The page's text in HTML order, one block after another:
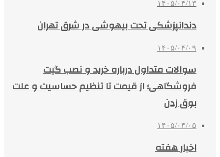
۱۴۰۵/۰۴/۱۳
دندانپزشکی تحت بیهوشی در شرق تهران
۱۴۰۵/۰۴/۰۹
سوالات متداول درباره خرید و نصب گیت
فروشگاهی؛ از قیمت تا تنظیم حساسیت و علت
بوق زدن
۱۴۰۵/۰۴/۰۵
اخبار هفته